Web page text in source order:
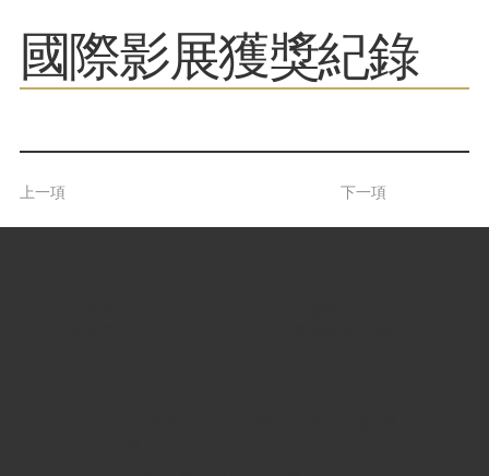
​國際影展獲獎紀錄
上一項 下一項